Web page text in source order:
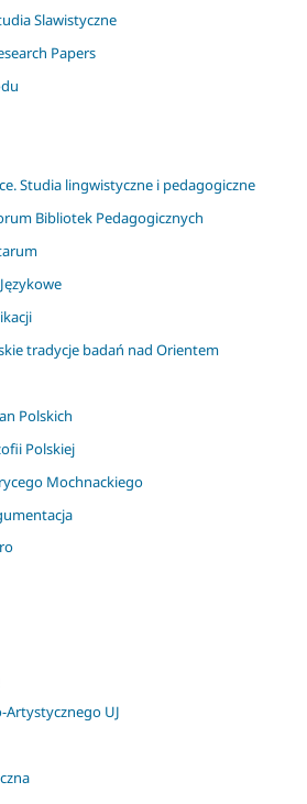
Slawistyczne
Papers
Studia lingwistyczne i pedagogiczne
Bibliotek Pedagogicznych
tradycje badań nad Orientem
Polskich
Polskiej
Mochnackiego
Artystycznego UJ